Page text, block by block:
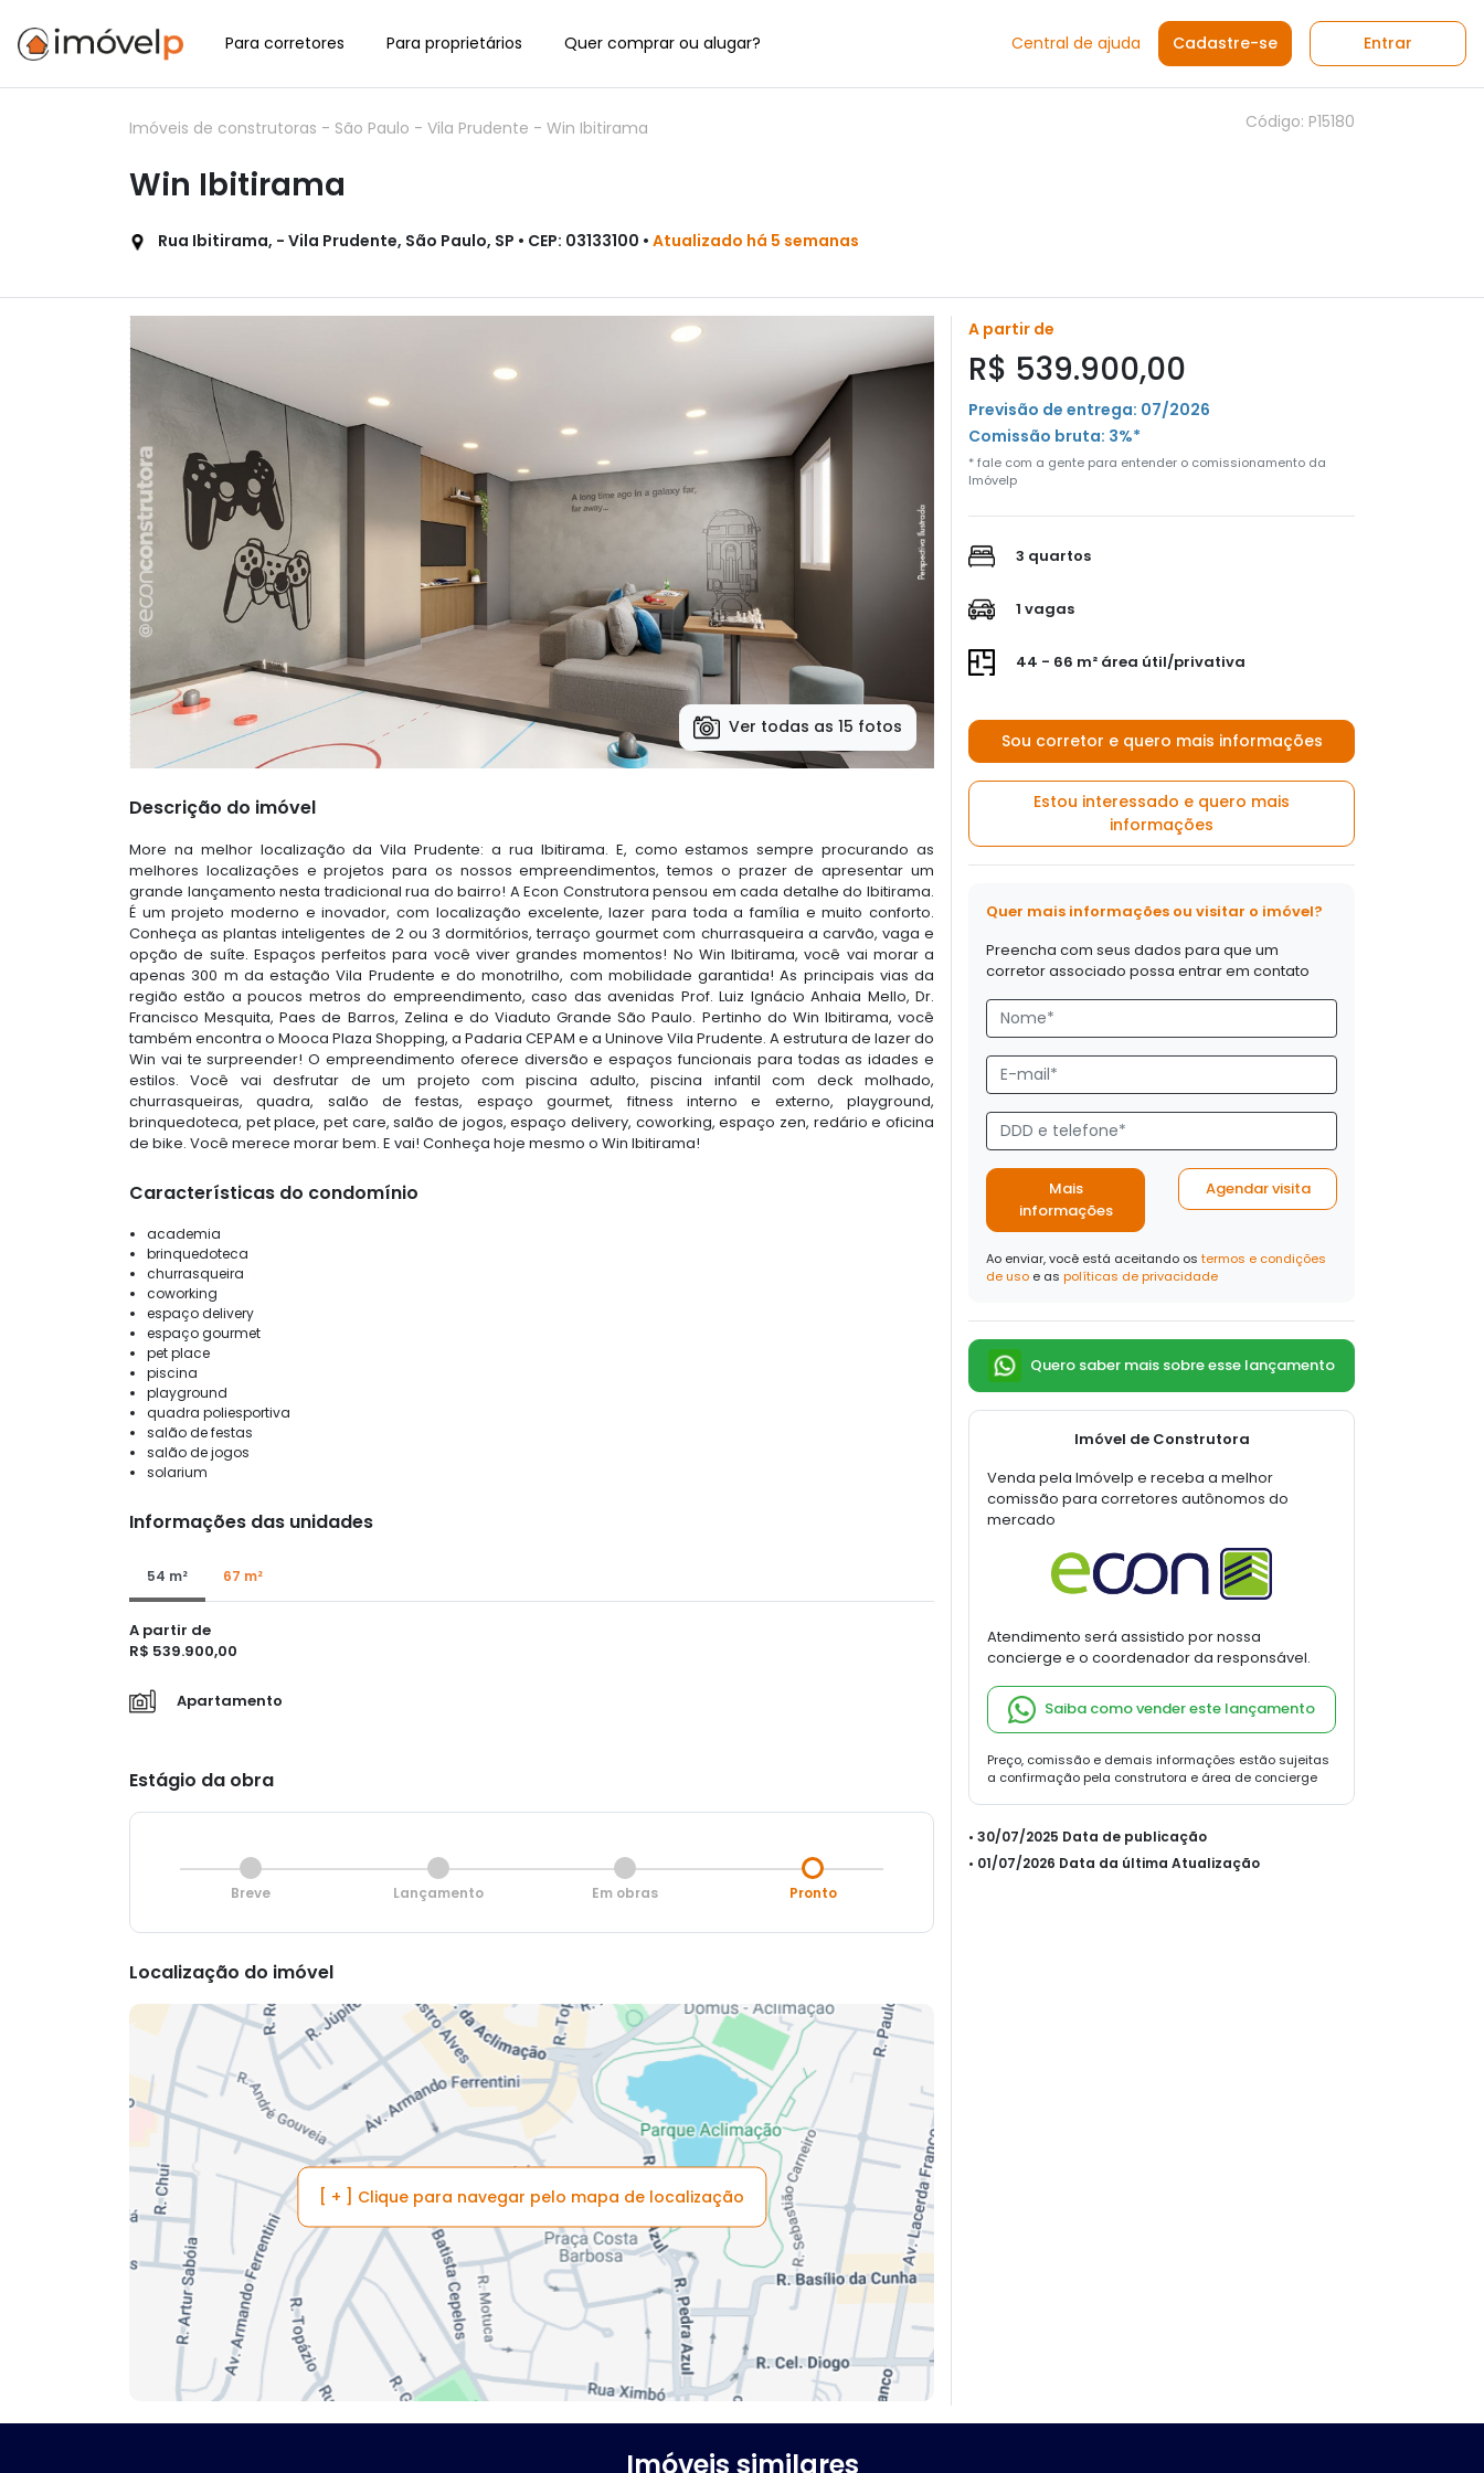
Para corretores Para proprietários Quer comprar ou alugar? Central de ajuda Cadastre-se Entrar
Imóveis de construtoras - São Paulo - Vila Prudente - Win Ibitirama Código: P15180
Win Ibitirama
Rua Ibitirama, - Vila Prudente, São Paulo, SP • CEP: 03133100 • Atualizado há 5 semanas
Ver todas as 15 fotos
Descrição do imóvel
More na melhor localização da Vila Prudente: a rua Ibitirama. E, como estamos sempre procurando as
melhores localizações e projetos para os nossos empreendimentos, temos o prazer de apresentar um
grande lançamento nesta tradicional rua do bairro! A Econ Construtora pensou em cada detalhe do Ibitirama.
É um projeto moderno e inovador, com localização excelente, lazer para toda a família e muito conforto.
Conheça as plantas inteligentes de 2 ou 3 dormitórios, terraço gourmet com churrasqueira a carvão, vaga e
opção de suíte. Espaços perfeitos para você viver grandes momentos! No Win Ibitirama, você vai morar a
apenas 300 m da estação Vila Prudente e do monotrilho, com mobilidade garantida! As principais vias da
região estão a poucos metros do empreendimento, caso das avenidas Prof. Luiz Ignácio Anhaia Mello, Dr.
Francisco Mesquita, Paes de Barros, Zelina e do Viaduto Grande São Paulo. Pertinho do Win Ibitirama, você
também encontra o Mooca Plaza Shopping, a Padaria CEPAM e a Uninove Vila Prudente. A estrutura de lazer do
Win vai te surpreender! O empreendimento oferece diversão e espaços funcionais para todas as idades e
estilos. Você vai desfrutar de um projeto com piscina adulto, piscina infantil com deck molhado,
churrasqueiras, quadra, salão de festas, espaço gourmet, fitness interno e externo, playground,
brinquedoteca, pet place, pet care, salão de jogos, espaço delivery, coworking, espaço zen, redário e oficina
de bike. Você merece morar bem. E vai! Conheça hoje mesmo o Win Ibitirama!
Características do condomínio
academia
brinquedoteca
churrasqueira
coworking
espaço delivery
espaço gourmet
pet place
piscina
playground
quadra poliesportiva
salão de festas
salão de jogos
solarium
Informações das unidades
54 m² 67 m²
A partir de
R$ 539.900,00
Apartamento
Estágio da obra
Breve Lançamento Em obras Pronto
Localização do imóvel
[ + ] Clique para navegar pelo mapa de localização
A partir de
R$ 539.900,00
Previsão de entrega: 07/2026
Comissão bruta: 3%*
* fale com a gente para entender o comissionamento da
Imóvelp
3 quartos
1 vagas
44 - 66 m² área útil/privativa
Sou corretor e quero mais informações
Estou interessado e quero mais
informações
Quer mais informações ou visitar o imóvel?
Preencha com seus dados para que um
corretor associado possa entrar em contato
Mais
informações
Agendar visita
Ao enviar, você está aceitando os termos e condições
de uso e as políticas de privacidade
Quero saber mais sobre esse lançamento
Imóvel de Construtora
Venda pela Imóvelp e receba a melhor
comissão para corretores autônomos do
mercado
Atendimento será assistido por nossa
concierge e o coordenador da responsável.
Saiba como vender este lançamento
Preço, comissão e demais informações estão sujeitas
a confirmação pela construtora e área de concierge
• 30/07/2025 Data de publicação
• 01/07/2026 Data da última Atualização
Imóveis similares